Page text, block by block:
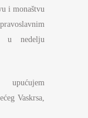
i monaštvu
u nedelju
upućujem
Vaskrsa,